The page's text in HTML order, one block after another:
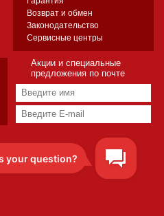
Возврат и обмен
Законодательство
Сервисные центры
Акции и специальные
предложения по почте